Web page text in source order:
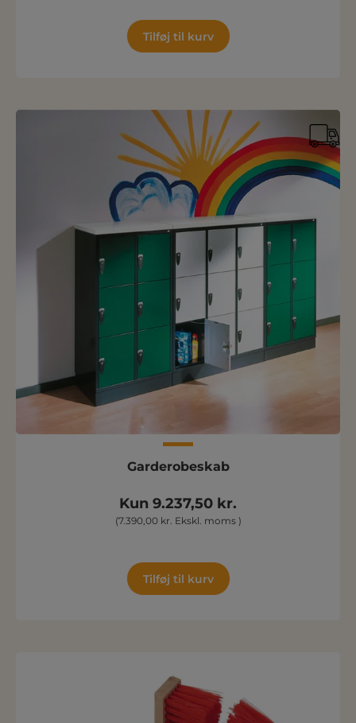
Tilføj til kurv
Garderobeskab
Kun 9.237,50 kr.
(7.390,00 kr. Ekskl. moms )
Tilføj til kurv